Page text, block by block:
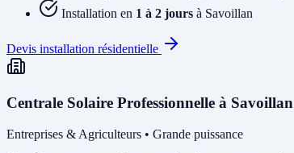
Installation en 1 à 2 jours à Savoillan
Devis installation résidentielle
Centrale Solaire Professionnelle à Savoillan
Entreprises & Agriculteurs • Grande puissance